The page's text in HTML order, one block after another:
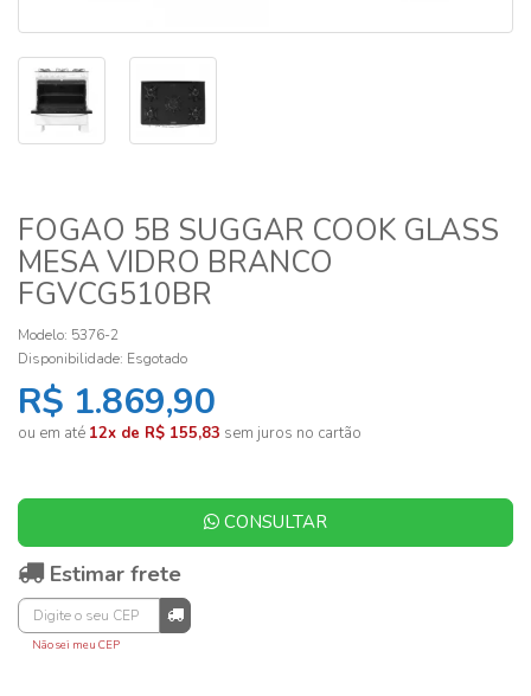
FOGAO 5B SUGGAR COOK GLASS
MESA VIDRO BRANCO
FGVCG510BR
Modelo: 5376-2
Disponibilidade: Esgotado
R$ 1.869,90
ou em até 12x de R$ 155,83 sem juros no cartão
CONSULTAR
Estimar frete
Não sei meu CEP